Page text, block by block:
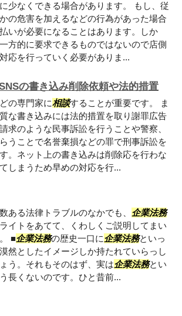
少なくできる場合があります。 もし、従
の危害を加えるなどの行為があった場合
いが必要になることはあります。しか
方的に要求できるものではないので店側
応を行っていく必要がありま...
の書き込み削除依頼や法的措置
の専門家に相談することが重要です。 ま
な書き込みには法的措置を取り謝罪広告
求のような民事訴訟を行うことや警察、
うことで名誉棄損などの罪で刑事訴訟を
。ネット上の書き込みは削除応を行わな
しまうため早めの対応を行...
ある法律トラブルのなかでも、 企業法務
イトをあてて、くわしくご説明してまい
■企業法務の歴史一口に企業法務といっ
然としたイメージしか持たれていらっし
う。それもそのはず、実は企業法務とい
長くないのです。ひと昔前...